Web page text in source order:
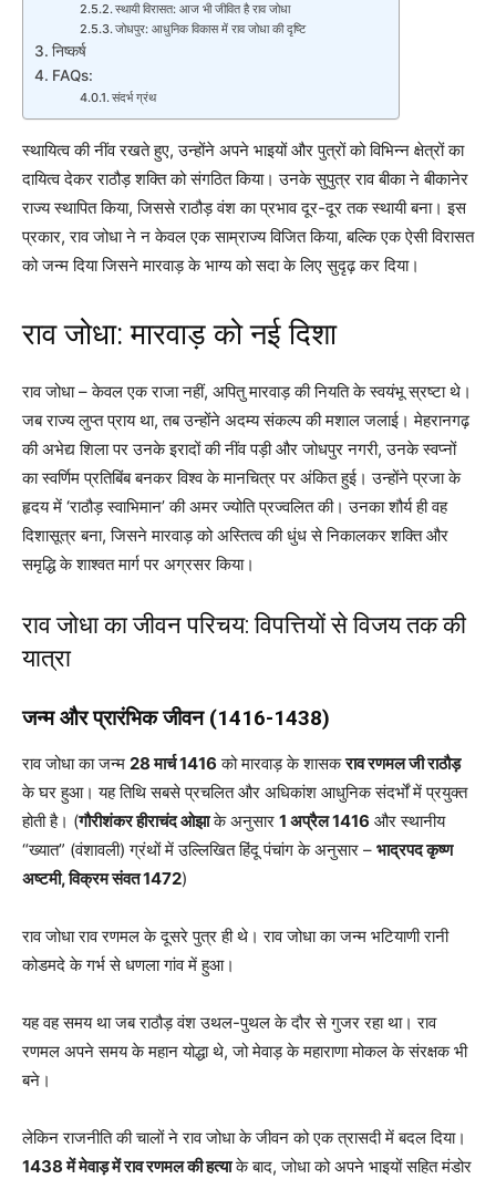
स्थायी विरासत: आज भी जीवित है राव जोधा
जोधपुर: आधुनिक विकास में राव जोधा की दृष्टि
निष्कर्ष
FAQs:
संदर्भ ग्रंथ
स्थायित्व की नींव रखते हुए, उन्होंने अपने भाइयों और पुत्रों को विभिन्न क्षेत्रों का
दायित्व देकर राठौड़ शक्ति को संगठित किया। उनके सुपुत्र राव बीका ने बीकानेर
राज्य स्थापित किया, जिससे राठौड़ वंश का प्रभाव दूर-दूर तक स्थायी बना। इस
प्रकार, राव जोधा ने न केवल एक साम्राज्य विजित किया, बल्कि एक ऐसी विरासत
को जन्म दिया जिसने मारवाड़ के भाग्य को सदा के लिए सुदृढ़ कर दिया।
राव जोधा: मारवाड़ को नई दिशा
राव जोधा – केवल एक राजा नहीं, अपितु मारवाड़ की नियति के स्वयंभू स्रष्टा थे।
जब राज्य लुप्त प्राय था, तब उन्होंने अदम्य संकल्प की मशाल जलाई। मेहरानगढ़
की अभेद्य शिला पर उनके इरादों की नींव पड़ी और जोधपुर नगरी, उनके स्वप्नों
का स्वर्णिम प्रतिबिंब बनकर विश्व के मानचित्र पर अंकित हुई। उन्होंने प्रजा के
हृदय में ‘राठौड़ स्वाभिमान’ की अमर ज्योति प्रज्वलित की। उनका शौर्य ही वह
दिशासूत्र बना, जिसने मारवाड़ को अस्तित्व की धुंध से निकालकर शक्ति और
समृद्धि के शाश्वत मार्ग पर अग्रसर किया।
राव जोधा का जीवन परिचय: विपत्तियों से विजय तक की
यात्रा
जन्म और प्रारंभिक जीवन (1416-1438)
राव जोधा का जन्म 28 मार्च 1416 को मारवाड़ के शासकराव रणमल जी राठौड़
के घर हुआ। यह तिथि सबसे प्रचलित और अधिकांश आधुनिक संदर्भों में प्रयुक्त
होती है। (गौरीशंकर हीराचंद ओझाके अनुसार 1 अप्रैल 1416 और स्थानीय
“ख्यात” (वंशावली) ग्रंथों में उल्लिखित हिंदू पंचांग के अनुसार – भाद्रपद कृष्ण
अष्टमी, विक्रम संवत 1472)
राव जोधा राव रणमल के दूसरे पुत्र ही थे। राव जोधा का जन्म भटियाणी रानी
कोडमदे के गर्भ से धणला गांव में हुआ।
यह वह समय था जब राठौड़ वंश उथल-पुथल के दौर से गुजर रहा था। राव
रणमल अपने समय के महान योद्धा थे, जो मेवाड़ के महाराणा मोकल के संरक्षक भी
बने।
लेकिन राजनीति की चालों ने राव जोधा के जीवन को एक त्रासदी में बदल दिया।
1438 में मेवाड़ में राव रणमल की हत्याके बाद, जोधा को अपने भाइयों सहित मंडोर